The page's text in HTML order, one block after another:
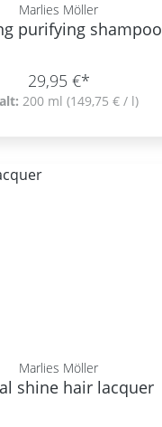
Marlies Möller
purifying shampoo
29,95 €*
200 ml (149,75 € / l)
Marlies Möller
shine hair lacquer